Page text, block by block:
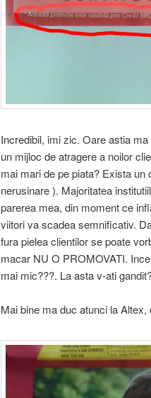
Incredibil, imi zic. Oare astia
un mijloc de atragere a noilor
mai mari de pe piata? Exista
nerusinare ). Majoritatea
parerea mea, din moment ce
viitori va scadea semnificativ.
fura pielea clientilor se poate
macar NU O PROMOVATI.
mai mic???. La asta v-ati
Mai bine ma duc atunci la Altex,